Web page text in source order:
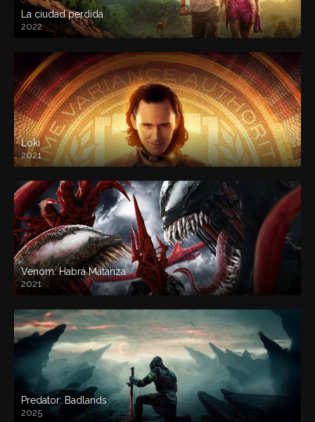
La ciudad perdida
2022
Loki
2021
Venom: Habrá Matanza
2021
Predator: Badlands
2025